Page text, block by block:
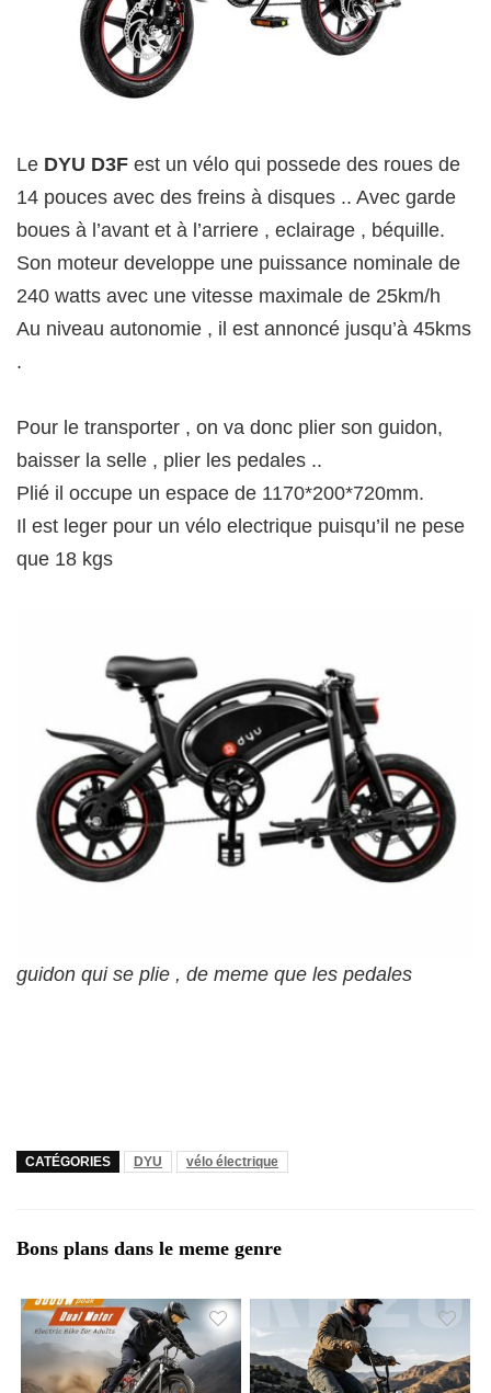
Le DYU D3F est un vélo qui possede des roues de
14 pouces avec des freins à disques .. Avec garde
boues à l’avant et à l’arriere , eclairage , béquille.
Son moteur developpe une puissance nominale de
240 watts avec une vitesse maximale de 25km/h
Au niveau autonomie , il est annoncé jusqu’à 45kms
.
Pour le transporter , on va donc plier son guidon,
baisser la selle , plier les pedales ..
Plié il occupe un espace de 1170*200*720mm.
Il est leger pour un vélo electrique puisqu’il ne pese
que 18 kgs
guidon qui se plie , de meme que les pedales
CATÉGORIES DYU vélo électrique
Bons plans dans le meme genre